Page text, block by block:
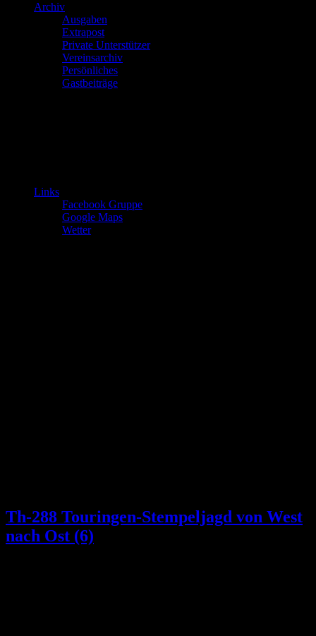
Archiv
Ausgaben
Extrapost
Private Unterstützer
Vereinsarchiv
Persönliches
Gastbeiträge
Links
Facebook Gruppe
Google Maps
Wetter
Th-288 Touringen-Stempeljagd von West
nach Ost (6)